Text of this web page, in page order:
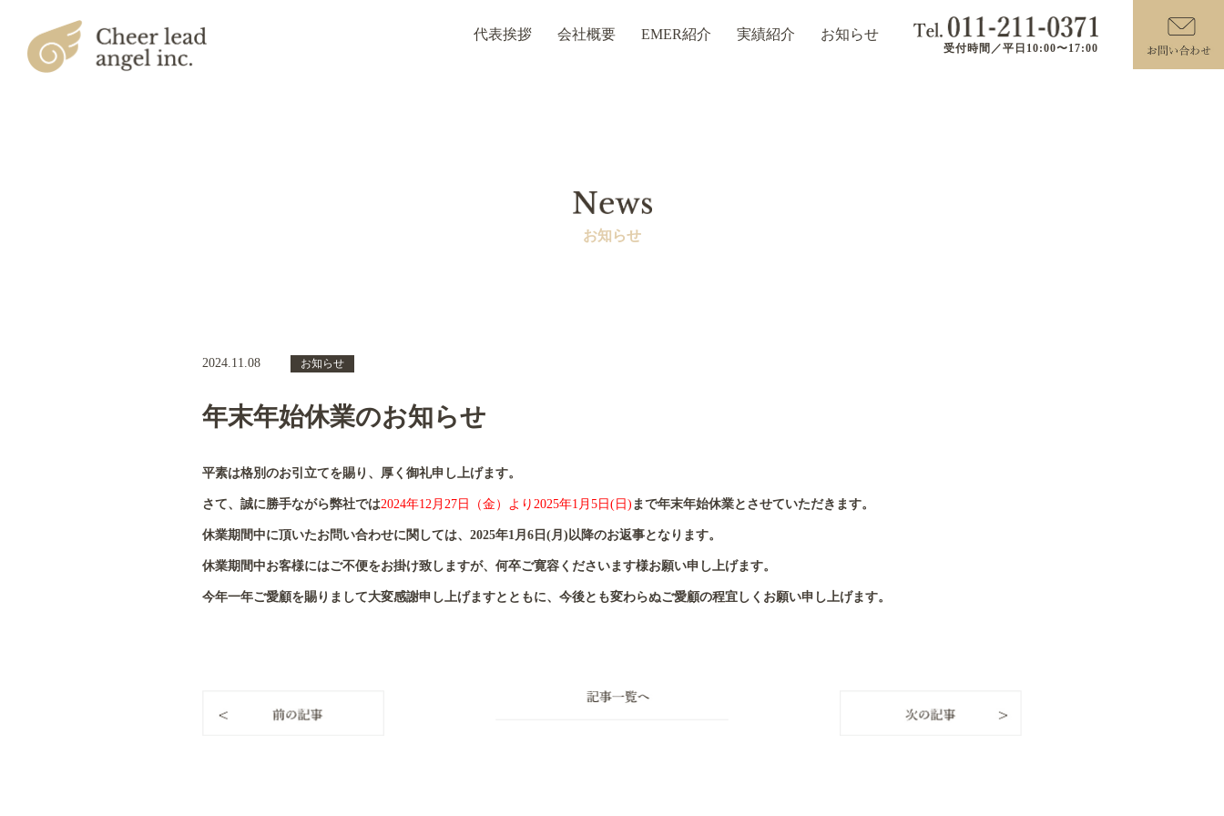
代表挨拶 会社概要 EMER紹介 実績紹介 お知らせ
受付時間／平日10:00〜17:00
お知らせ
2024.11.08 お知らせ
年末年始休業のお知らせ
平素は格別のお引立てを賜り、厚く御礼申し上げます。
さて、誠に勝手ながら弊社では2024年12月27日（金）より2025年1月5日(日) まで年末年始休業とさせていただきます。
休業期間中に頂いたお問い合わせに関しては、2025年1月6日(月)以降のお返事となります。
休業期間中お客様にはご不便をお掛け致しますが、何卒ご寛容くださいます様お願い申し上げます。
今年一年ご愛顧を賜りまして大変感謝申し上げますとともに、今後とも変わらぬご愛顧の程宜しくお願い申し上げます。